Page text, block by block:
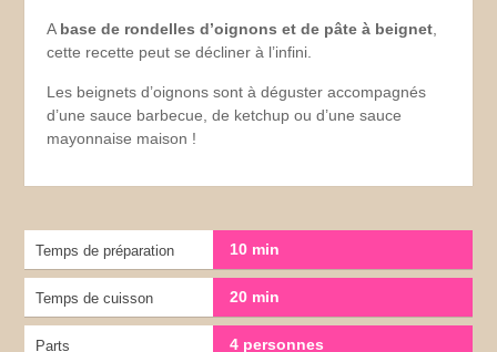
A base de rondelles d’oignons et de pâte à beignet
cette recette peut se décliner à l’infini.
Les beignets d’oignons sont à déguster accompagnés
d’une sauce barbecue, de ketchup ou d’une sauce
mayonnaise maison !
Temps de préparation 10 min
Temps de cuisson 20 min
Parts 4 personnes